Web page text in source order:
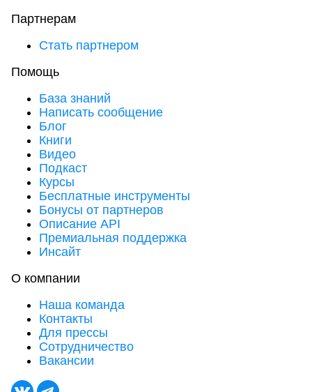
Партнерам
Стать партнером
Помощь
База знаний
Написать сообщение
Блог
Книги
Видео
Подкаст
Курсы
Бесплатные инструменты
Бонусы от партнеров
Описание API
Премиальная поддержка
Инсайт
О компании
Наша команда
Контакты
Для прессы
Сотрудничество
Вакансии